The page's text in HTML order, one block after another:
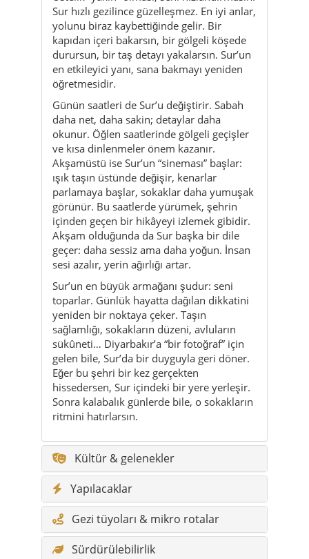
Sur hızlı gezilince güzelleşmez. En iyi anlar,
yolunu biraz kaybettiğinde gelir. Bir
kapıdan içeri bakarsın, bir gölgeli köşede
durursun, bir taş detayı yakalarsın. Sur’un
en etkileyici yanı, sana bakmayı yeniden
öğretmesidir.
Günün saatleri de Sur’u değiştirir. Sabah
daha net, daha sakin; detaylar daha
okunur. Öğlen saatlerinde gölgeli geçişler
ve kısa dinlenmeler önem kazanır.
Akşamüstü ise Sur’un “sineması” başlar:
ışık taşın üstünde değişir, kenarlar
parlamaya başlar, sokaklar daha yumuşak
görünür. Bu saatlerde yürümek, şehrin
içinden geçen bir hikâyeyi izlemek gibidir.
Akşam olduğunda da Sur başka bir dile
geçer: daha sessiz ama daha yoğun. İnsan
sesi azalır, yerin ağırlığı artar.
Sur’un en büyük armağanı şudur: seni
toparlar. Günlük hayatta dağılan dikkatini
yeniden bir noktaya çeker. Taşın
sağlamlığı, sokakların düzeni, avluların
sükûneti… Diyarbakır’a “bir fotoğraf” için
gelen bile, Sur’da bir duyguyla geri döner.
Eğer bu şehri bir kez gerçekten
hissedersen, Sur içindeki bir yere yerleşir.
Sonra kalabalık günlerde bile, o sokakların
ritmini hatırlarsın.
Kültür & gelenekler
Yapılacaklar
Gezi tüyoları & mikro rotalar
Sürdürülebilirlik